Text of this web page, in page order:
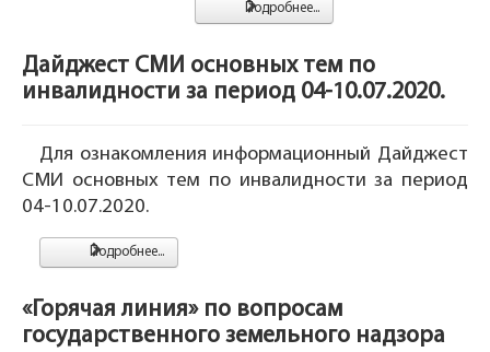
Подробнее...
Дайджест СМИ основных тем по
инвалидности за период 04-10.07.2020.
Для ознакомления информационный Дайджест
СМИ основных тем по инвалидности за период
04-10.07.2020.
Подробнее...
«Горячая линия» по вопросам
государственного земельного надзора